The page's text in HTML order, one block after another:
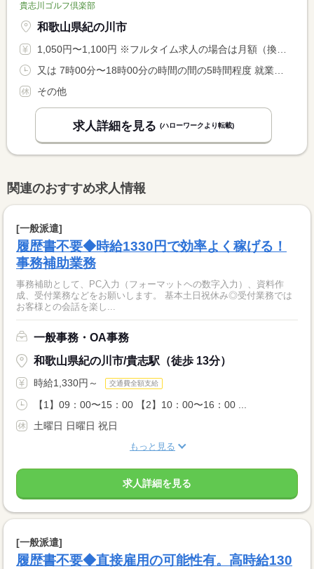
貴志川ゴルフ倶楽部
和歌山県紀の川市
1,050円〜1,100円 ※フルタイム求人の場合は月額（換算額）、パート求人の場合は時間額を表示しています。
その他
求人詳細を見る (ハローワークより転載)
関連のおすすめ求人情報
[一般派遣]
履歴書不要◆時給1330円で効率よく稼げる！
事務補助業務
事務補助として、PC入力（フォーマットヘの数字入力）、資料作
成、受付業務などをお願いします。 基本土日祝休み◎受付業務では
お客様との会話を楽し...
一般事務・OA事務
和歌山県紀の川市/貴志駅（徒歩 13分）
時給1,330円～ 交通費全額支給
【1】09：00〜15：00 【2】10：00〜16：00 ...
土曜日 日曜日 祝日
もっと見る
求人詳細を見る
[一般派遣]
履歴書不要◆直接雇用の可能性有。高時給130